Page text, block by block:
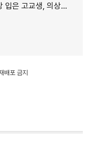
고교생, 의상자 인정
배포 금지